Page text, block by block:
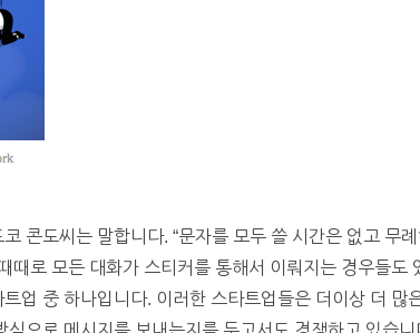
콘도씨는 말합니다. “문자를 모두 쓸 시간은 없고 무
때로 모든 대화가 스티커를 통해서 이뤄지는 경우들도
업 중 하나입니다. 이러한 스타트업들은 더이상 더